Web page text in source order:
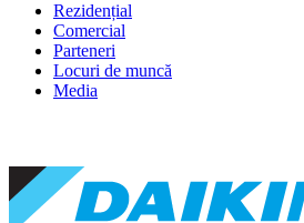
Rezidențial
Comercial
Parteneri
Locuri de muncă
Media